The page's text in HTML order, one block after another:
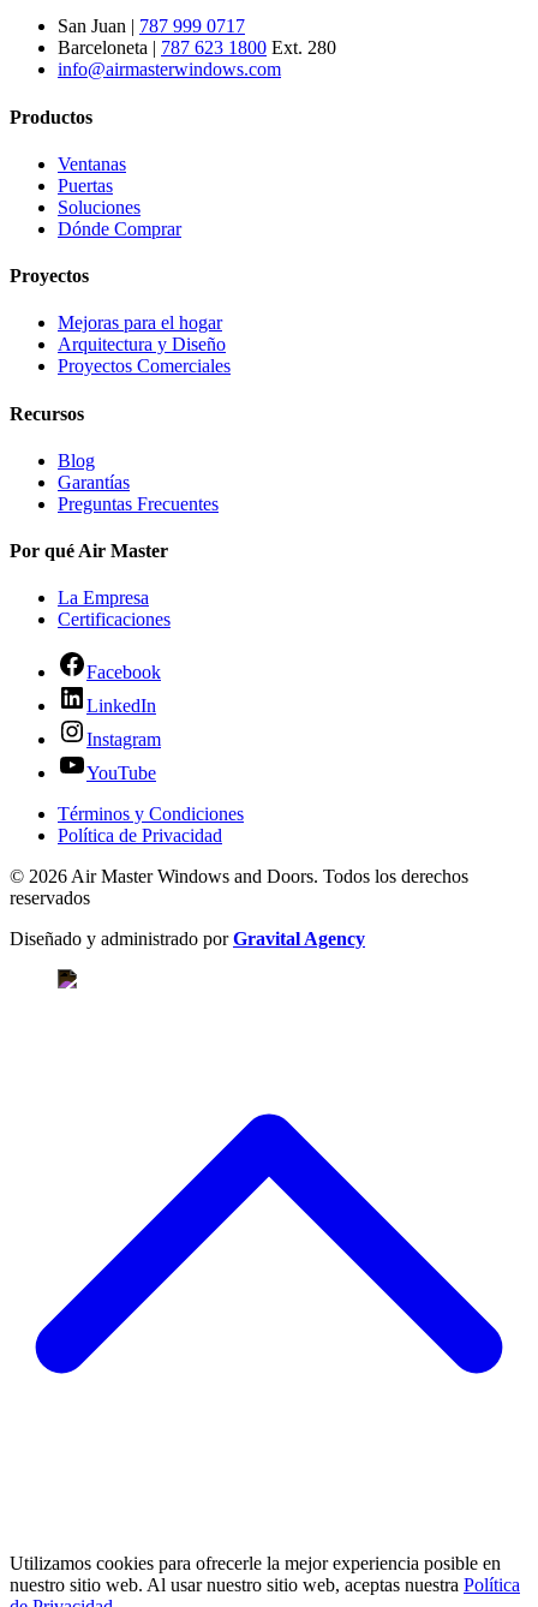
San Juan | 787 999 0717
Barceloneta | 787 623 1800 Ext. 280
info@airmasterwindows.com
Productos
Ventanas
Puertas
Soluciones
Dónde Comprar
Proyectos
Mejoras para el hogar
Arquitectura y Diseño
Proyectos Comerciales
Recursos
Blog
Garantías
Preguntas Frecuentes
Por qué Air Master
La Empresa
Certificaciones
Facebook
LinkedIn
Instagram
YouTube
Términos y Condiciones
Política de Privacidad
© 2026 Air Master Windows and Doors. Todos los derechos
reservados
Diseñado y administrado porGravital Agency
Utilizamos cookies para ofrecerle la mejor experiencia posible en
nuestro sitio web. Al usar nuestro sitio web, aceptas nuestra Política